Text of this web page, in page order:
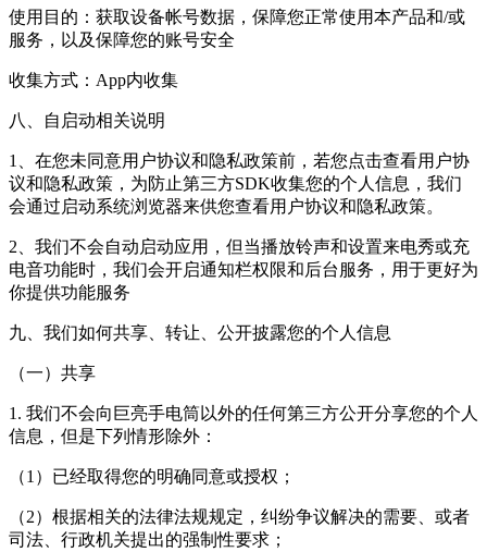
使用目的：获取设备帐号数据，保障您正常使用本产品和/或
服务，以及保障您的账号安全
收集方式：App内收集
八、自启动相关说明
1、在您未同意用户协议和隐私政策前，若您点击查看用户协
议和隐私政策，为防止第三方SDK收集您的个人信息，我们
会通过启动系统浏览器来供您查看用户协议和隐私政策。
2、我们不会自动启动应用，但当播放铃声和设置来电秀或充
电音功能时，我们会开启通知栏权限和后台服务，用于更好为
你提供功能服务
九、我们如何共享、转让、公开披露您的个人信息
（一）共享
1. 我们不会向巨亮手电筒以外的任何第三方公开分享您的个人
信息，但是下列情形除外：
（1）已经取得您的明确同意或授权；
（2）根据相关的法律法规规定，纠纷争议解决的需要、或者
司法、行政机关提出的强制性要求；